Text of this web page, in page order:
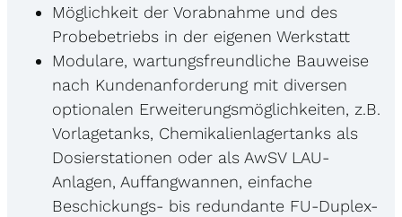
Möglichkeit der Vorabnahme und des
Probebetriebs in der eigenen Werkstatt
Modulare, wartungsfreundliche Bauweise
nach Kundenanforderung mit diversen
optionalen Erweiterungsmöglichkeiten, z.B.
Vorlagetanks, Chemikalienlagertanks als
Dosierstationen oder als AwSV LAU-
Anlagen, Auffangwannen, einfache
Beschickungs- bis redundante FU-Duplex-